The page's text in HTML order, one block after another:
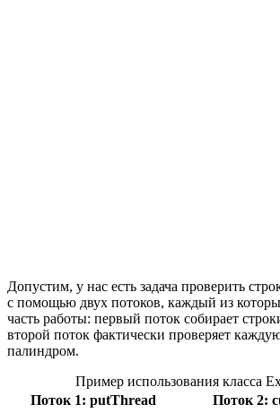
Допустим, у нас есть задача проверить
с помощью двух потоков, каждый из
часть работы: первый поток собирает
второй поток фактически проверяет
палиндром.
Пример использования класса
Поток 1: putThread
Поток 2: